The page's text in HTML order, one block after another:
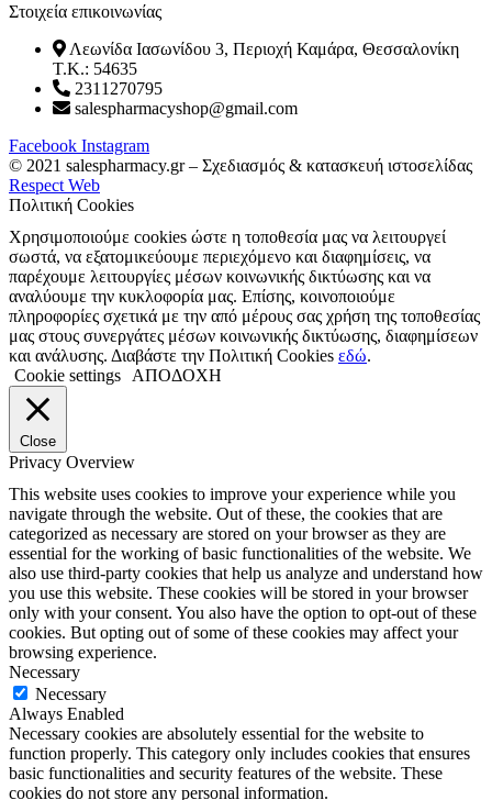
Στοιχεία επικοινωνίας
Λεωνίδα Ιασωνίδου 3, Περιοχή Καμάρα, Θεσσαλονίκη
T.K.: 54635
2311270795
salespharmacyshop@gmail.com
Facebook Instagram
© 2021 salespharmacy.gr – Σχεδιασμός & κατασκευή ιστοσελίδας
Respect Web
Πολιτική Cookies
Χρησιμοποιούμε cookies ώστε η τοποθεσία μας να λειτουργεί
σωστά, να εξατομικεύουμε περιεχόμενο και διαφημίσεις, να
παρέχουμε λειτουργίες μέσων κοινωνικής δικτύωσης και να
αναλύουμε την κυκλοφορία μας. Επίσης, κοινοποιούμε
πληροφορίες σχετικά με την από μέρους σας χρήση της τοποθεσίας
μας στους συνεργάτες μέσων κοινωνικής δικτύωσης, διαφημίσεων
και ανάλυσης. Διαβάστε την Πολιτική Cookies εδώ.
Cookie settings
ΑΠΟΔΟΧΗ
Close
Privacy Overview
This website uses cookies to improve your experience while you
navigate through the website. Out of these, the cookies that are
categorized as necessary are stored on your browser as they are
essential for the working of basic functionalities of the website. We
also use third-party cookies that help us analyze and understand how
you use this website. These cookies will be stored in your browser
only with your consent. You also have the option to opt-out of these
cookies. But opting out of some of these cookies may affect your
browsing experience.
Necessary
Necessary
Always Enabled
Necessary cookies are absolutely essential for the website to
function properly. This category only includes cookies that ensures
basic functionalities and security features of the website. These
cookies do not store any personal information.